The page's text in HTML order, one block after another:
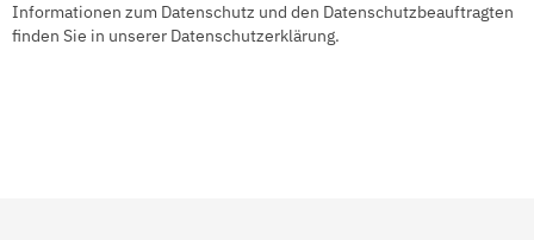
Informationen zum Datenschutz und den Datenschutzbeauftragten
finden Sie in unserer Datenschutzerklärung.